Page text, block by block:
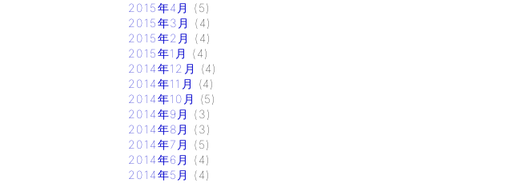
2015年4月
(5)
2015年3月
(4)
2015年2月
(4)
2015年1月
(4)
2014年12月
(4)
2014年11月
(4)
2014年10月
(5)
2014年9月
(3)
2014年8月
(3)
2014年7月
(5)
2014年6月
(4)
2014年5月
(4)